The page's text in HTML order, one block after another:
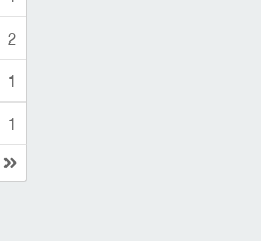
2
1
1